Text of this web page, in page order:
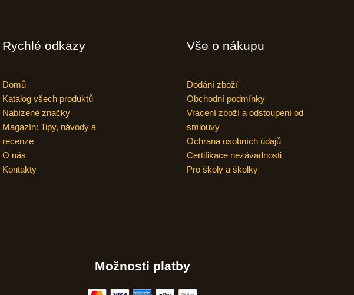
Rychlé odkazy
Domů
Katalog všech produktů
Nabízené značky
Magazín: Tipy, návody a
recenze
O nás
Kontakty
Vše o nákupu
Dodání zboží
Obchodní podmínky
Vrácení zboží a odstoupení od
smlouvy
Ochrana osobních údajů
Certifikace nezávadnosti
Pro školy a školky
Možnosti platby